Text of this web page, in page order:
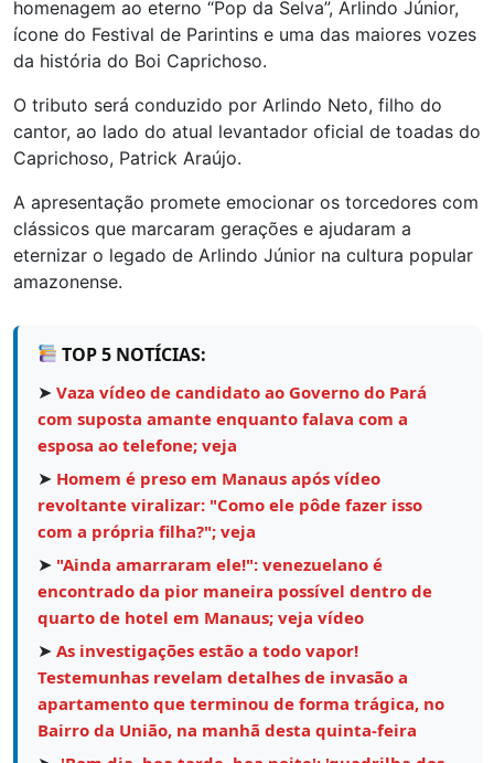
homenagem ao eterno “Pop da Selva”, Arlindo Júnior,
ícone do Festival de Parintins e uma das maiores vozes
da história do Boi Caprichoso.
O tributo será conduzido por Arlindo Neto, filho do
cantor, ao lado do atual levantador oficial de toadas do
Caprichoso, Patrick Araújo.
A apresentação promete emocionar os torcedores com
clássicos que marcaram gerações e ajudaram a
eternizar o legado de Arlindo Júnior na cultura popular
amazonense.
TOP 5 NOTÍCIAS:
➤ Vaza vídeo de candidato ao Governo do Pará
com suposta amante enquanto falava com a
esposa ao telefone; veja
➤ Homem é preso em Manaus após vídeo
revoltante viralizar: "Como ele pôde fazer isso
com a própria filha?"; veja
➤ "Ainda amarraram ele!": venezuelano é
encontrado da pior maneira possível dentro de
quarto de hotel em Manaus; veja vídeo
➤ As investigações estão a todo vapor!
Testemunhas revelam detalhes de invasão a
apartamento que terminou de forma trágica, no
Bairro da União, na manhã desta quinta-feira